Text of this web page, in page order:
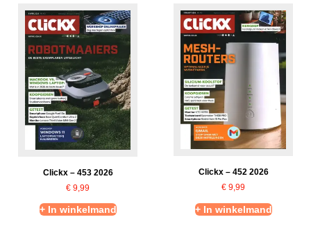
Clickx – 453 2026
€ 9,99
+ In winkelmand
Clickx – 452 2026
€ 9,99
+ In winkelmand